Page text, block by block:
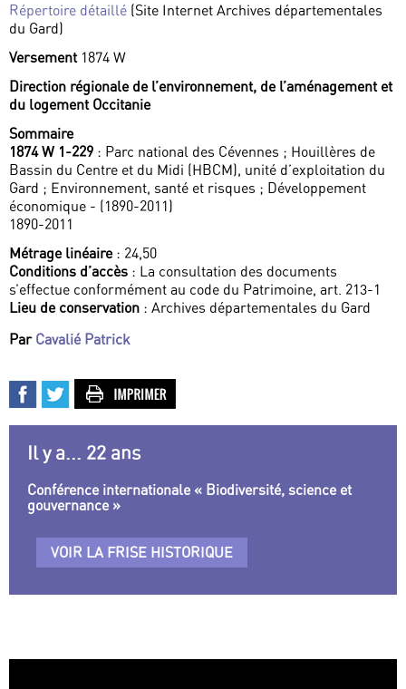
Répertoire détaillé (Site Internet Archives départementales
du Gard)
Versement 1874 W
Direction régionale de l’environnement, de l’aménagement et
du logement Occitanie
Sommaire
1874 W 1-229 : Parc national des Cévennes ; Houillères de
Bassin du Centre et du Midi (HBCM), unité d’exploitation du
Gard ; Environnement, santé et risques ; Développement
économique - (1890-2011)
1890-2011
Métrage linéaire: 24,50
Conditions d’accès : La consultation des documents
s’effectue conformément au code du Patrimoine, art. 213-1
Lieu de conservation : Archives départementales du Gard
Par Cavalié Patrick
Il y a... 22 ans
Conférence internationale « Biodiversité, science et
gouvernance »
VOIR LA FRISE HISTORIQUE